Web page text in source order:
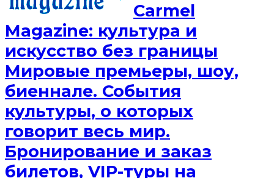
Сarmel
Magazine: культура и
искусство без границы
Мировые премьеры, шоу,
биеннале. События
культуры, о которых
говорит весь мир.
Бронирование и заказ
билетов, VIP-туры на